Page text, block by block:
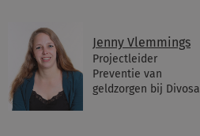
Jenny Vlemmings
Projectleider
Preventie van
geldzorgen bij Divosa